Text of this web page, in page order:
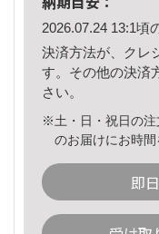
2026.07.24 13:1頃
決済方法が、クレ
す。その他の決済
さい。
※土・日・祝日の注
のお届けにお時間
即